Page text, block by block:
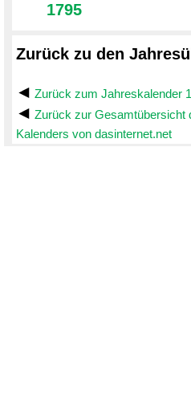
1795
Zurück zu den
Zurück zum Jahreskalender
Zurück zur Gesamtübersicht
Kalenders von dasinternet.net